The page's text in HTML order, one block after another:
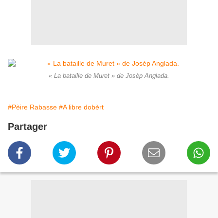
« La bataille de Muret » de Josèp Anglada.
#Pèire Rabasse #A libre dobèrt
Partager